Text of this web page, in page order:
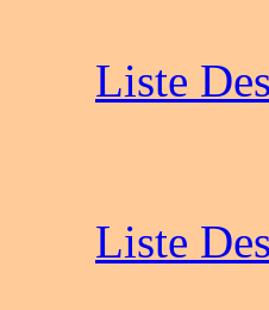
Liste
Liste